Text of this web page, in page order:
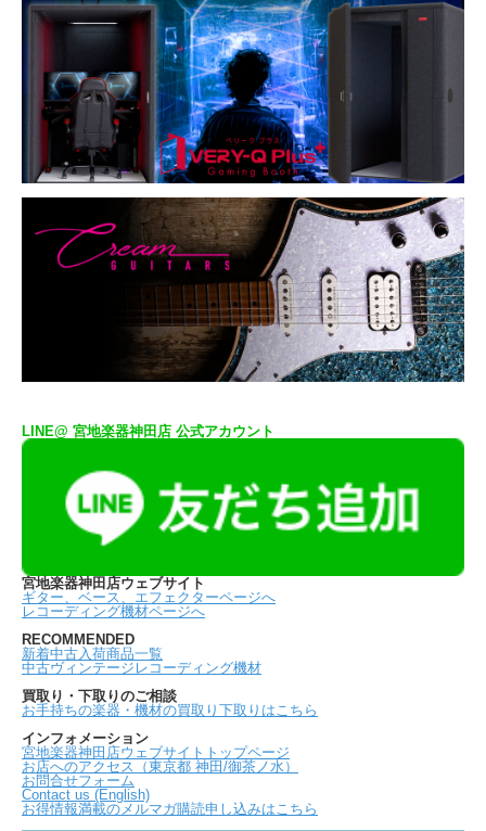
LINE@ 宮地楽器神田店 公式アカウント
宮地楽器神田店ウェブサイト
ギター、ベース、エフェクターページへ
レコーディング機材ページへ
RECOMMENDED
新着中古入荷商品一覧
中古ヴィンテージレコーディング機材
買取り・下取りのご相談
お手持ちの楽器・機材の買取り下取りはこちら
インフォメーション
宮地楽器神田店ウェブサイトトップページ
お店へのアクセス（東京都 神田/御茶ノ水）
お問合せフォーム
Contact us (English)
お得情報満載のメルマガ購読申し込みはこちら